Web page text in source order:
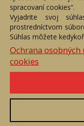
spracovaní cookies“.
Vyjadrite svoj
prostredníctvom
Súhlas môžete
Ochrana osobných
cookies